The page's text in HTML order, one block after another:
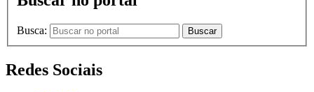
Busca: Buscar
Redes Sociais